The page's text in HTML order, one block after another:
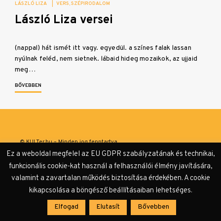
LÁSZLÓ LIZA VERS SZÉPIRODALOM
László Liza versei
(nappal) hát ismét itt vagy. egyedül. a színes falak lassan
nyúlnak feléd, nem sietnek. lábaid hideg mozaikok, az ujjaid
meg…
BŐVEBBEN
© KULTer.hu – Minden jog fenntartva
Adatvédelmi tájékoztató
Ez a weboldal megfelel az EU GDPR szabályzatának és technikai,
funkcionális cookie-kat használ a felhasználói élmény javítására,
valamint a zavartalan működés biztosítása érdekében. A cookie
kikapcsolása a böngésző beállításaiban lehetséges.
Elfogad Elutasít Bővebben